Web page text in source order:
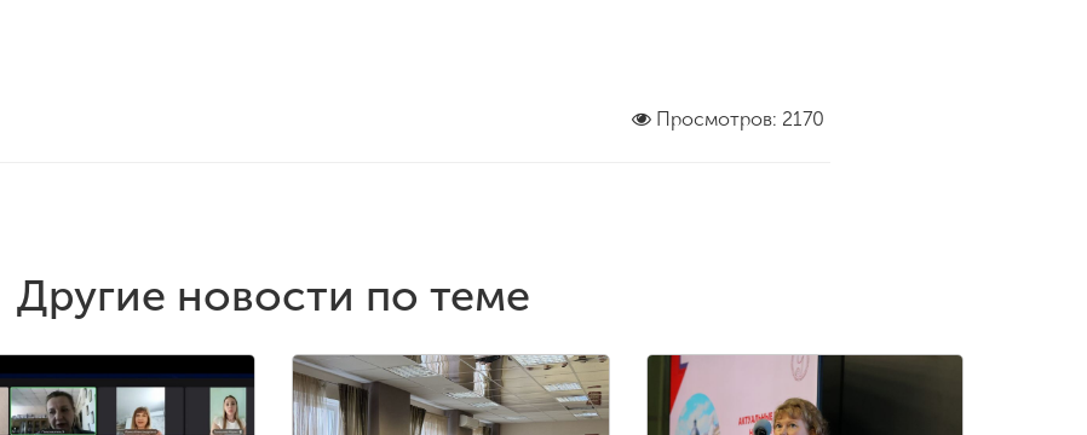
Просмотров: 2170
Другие новости по теме